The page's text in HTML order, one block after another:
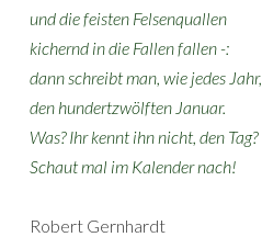
und die feisten Felsenquallen
kichernd in die Fallen fallen -:
dann schreibt man, wie jedes Jahr,
den hundertzwölften Januar.
Was? Ihr kennt ihn nicht, den Tag?
Schaut mal im Kalender nach!
Robert Gernhardt